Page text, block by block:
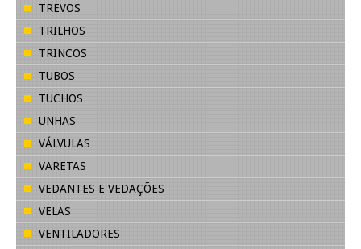
TREVOS
TRILHOS
TRINCOS
TUBOS
TUCHOS
UNHAS
VÁLVULAS
VARETAS
VEDANTES E VEDAÇÕES
VELAS
VENTILADORES